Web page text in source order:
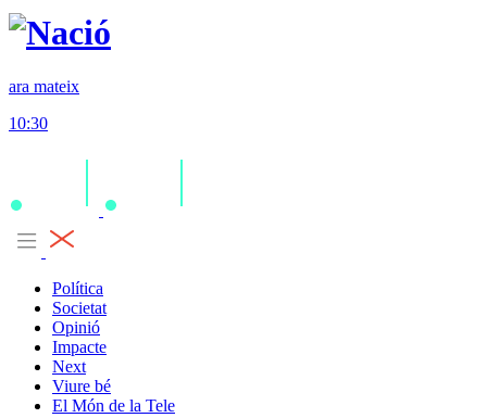
ara mateix
10:30
Política
Societat
Opinió
Impacte
Next
Viure bé
El Món de la Tele